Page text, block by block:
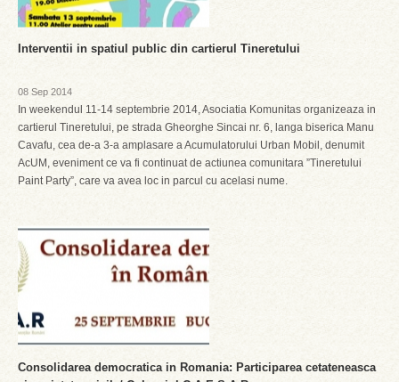
Interventii in spatiul public din cartierul Tineretului
08 Sep 2014
In weekendul 11-14 septembrie 2014, Asociatia Komunitas organizeaza in
cartierul Tineretului, pe strada Gheorghe Sincai nr. 6, langa biserica Manu
Cavafu, cea de-a 3-a amplasare a Acumulatorului Urban Mobil, denumit
AcUM, eveniment ce va fi continuat de actiunea comunitara ”Tineretului
Paint Party”, care va avea loc in parcul cu acelasi nume.
Consolidarea democratica in Romania: Participarea cetateneasca